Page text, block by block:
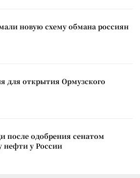
новую схему обмана россиян
для открытия Ормузского
после одобрения сенатом
нефти у России